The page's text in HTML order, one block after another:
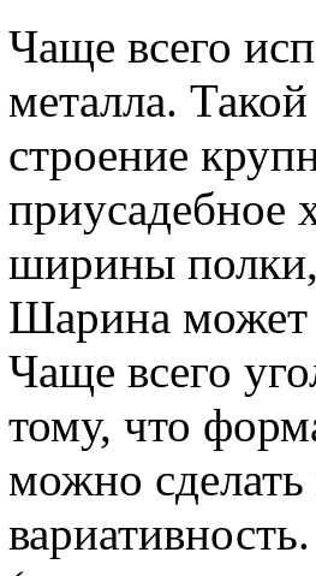
Чаще всего
металла.
строение
приусадебное
ширины полки,
Шарина может
Чаще всего
тому, что
можно